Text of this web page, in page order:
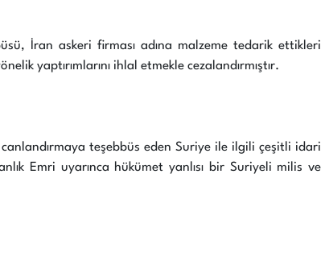
İran askeri firması adına malzeme tedarik ettikleri
yaptırımlarını ihlal etmekle cezalandırmıştır.
teşebbüs eden Suriye ile ilgili çeşitli idari
Emri uyarınca hükümet yanlısı bir Suriyeli milis ve